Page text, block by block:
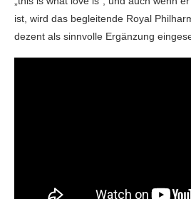
ist, wird das begleitende Royal
dezent als sinnvolle Ergänzung